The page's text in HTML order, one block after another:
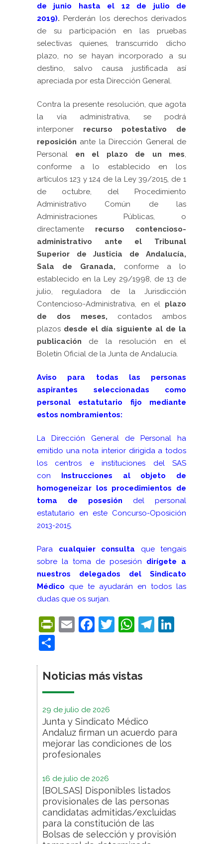
de junio hasta el 12 de julio de
2019). Perderán los derechos derivados
de su participación en las pruebas
selectivas quienes, transcurrido dicho
plazo, no se hayan incorporado a su
destino, salvo causa justificada así
apreciada por esta Dirección General.
Contra la presente resolución, que agota
la vía administrativa, se podrá
interponer recurso potestativo de
reposición ante la Dirección General de
Personal en el plazo de un mes,
conforme a lo establecido en los
artículos 123 y 124 de la Ley 39/2015, de 1
de octubre, del Procedimiento
Administrativo Común de las
Administraciones Públicas, o
directamente recurso contencioso-
administrativo ante el Tribunal
Superior de Justicia de Andalucía,
Sala de Granada, conforme a lo
establecido en la Ley 29/1998, de 13 de
julio, reguladora de la Jurisdicción
Contencioso-Administrativa, en el plazo
de dos meses, contados ambos
plazos desde el día siguiente al de la
publicación de la resolución en el
Boletín Oficial de la Junta de Andalucía.
Aviso para todas las personas
aspirantes seleccionadas como
personal estatutario fijo mediante
estos nombramientos:
La Dirección General de Personal ha
emitido una nota interior dirigida a todos
los centros e instituciones del SAS
con Instrucciones al objeto de
homogeneizar los procedimientos de
toma de posesión del personal
estatutario en este Concurso-Oposición
2013-2015.
Para cualquier consulta que tengais
sobre la toma de posesión dirígete a
nuestros delegados del Sindicato
Médico que te ayudarán en todos las
dudas que os surjan.
PrintFriendly
EmailFacebook
Twitter
WhatsApp
Noticias más vistas
29 de julio de 2026
Junta y Sindicato Médico
Andaluz firman un acuerdo para
mejorar las condiciones de los
profesionales
16 de julio de 2026
[BOLSAS] Disponibles listados
provisionales de las personas
candidatas admitidas/excluidas
para la constitución de las
Bolsas de selección y provisión